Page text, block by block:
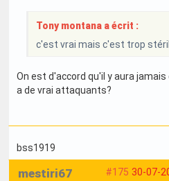
Tony montana a écrit :
c'est vrai mais c'est trop
On est d'accord qu'il y aura
a de vrai attaquants?
bss1919
#175 30-07-
mestiri67